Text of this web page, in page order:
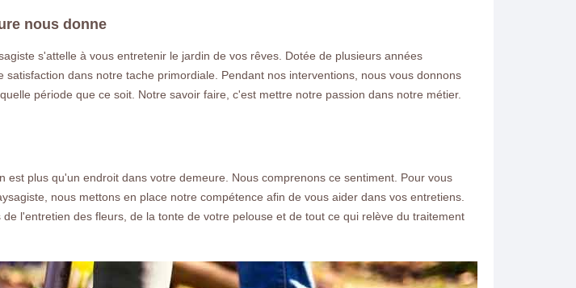
nous donne
s'attelle à vous entretenir le jardin de vos rêves. Dotée de plusieurs années
dans notre tache primordiale. Pendant nos interventions, nous vous donnons
période que ce soit. Notre savoir faire, c'est mettre notre passion dans notre métier.
plus qu'un endroit dans votre demeure. Nous comprenons ce sentiment. Pour vous
nous mettons en place notre compétence afin de vous aider dans vos entretiens.
l'entretien des fleurs, de la tonte de votre pelouse et de tout ce qui relève du traitement